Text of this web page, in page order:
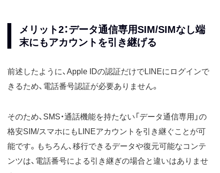
メリット2：データ通信専用SIM/SIMなし端
末にもアカウントを引き継げる
前述したように、Apple IDの認証だけでLINEにログインで
きるため、電話番号認証が必要ありません。
そのため、SMS・通話機能を持たない「データ通信専用」の
格安SIM/スマホにもLINEアカウントを引き継ぐことが可
能です。もちろん、移行できるデータや復元可能なコンテ
ンツは、電話番号による引き継ぎの場合と違いはありませ